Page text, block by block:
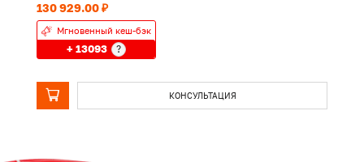
130 929.00 ₽
Мгновенный кеш-бэк
+ 13093 ?
КОНСУЛЬТАЦИЯ